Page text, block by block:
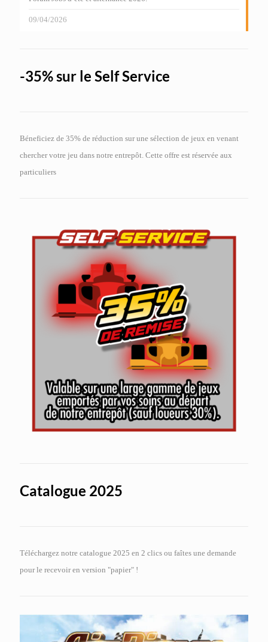
09/04/2026
-35% sur le Self Service
Béneficiez de 35% de réduction sur une sélection de jeux en venant
chercher votre jeu dans notre entrepôt. Cette offre est réservée aux
particuliers
Catalogue 2025
Téléchargez notre catalogue 2025 en 2 clics ou faîtes une demande
pour le recevoir en version "papier" !